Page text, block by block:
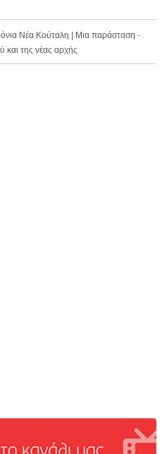
Νέα Κούταλη | Μια παράσταση -
και της νέας αρχής